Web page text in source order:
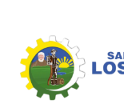
contenido